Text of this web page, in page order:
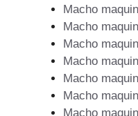
Macho
Macho
Macho
Macho
Macho
Macho
Macho